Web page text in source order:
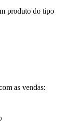
produto do tipo
as vendas: